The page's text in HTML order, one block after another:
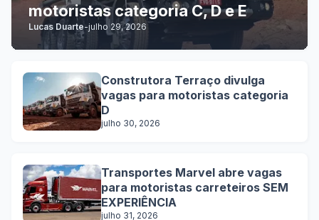
motoristas categoria C, D e E
Lucas Duarte-julho 29, 2026
Construtora Terraço divulga
vagas para motoristas categoria
D
julho 30, 2026
Transportes Marvel abre vagas
para motoristas carreteiros SEM
EXPERIÊNCIA
julho 31, 2026